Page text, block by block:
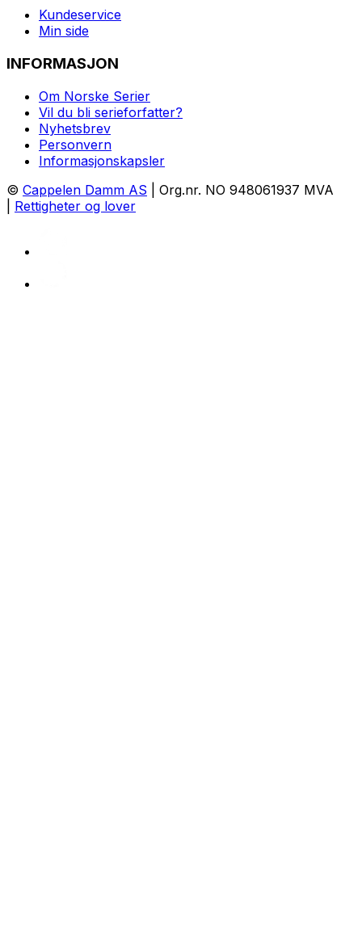
Kundeservice
Min side
INFORMASJON
Om Norske Serier
Vil du bli serieforfatter?
Nyhetsbrev
Personvern
Informasjonskapsler
© Cappelen Damm AS | Org.nr. NO 948061937 MVA
Rettigheter og lover